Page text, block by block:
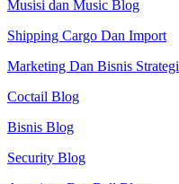
Musisi dan Music Blog
Shipping Cargo Dan Import
Marketing Dan Bisnis Strategi
Coctail Blog
Bisnis Blog
Security Blog